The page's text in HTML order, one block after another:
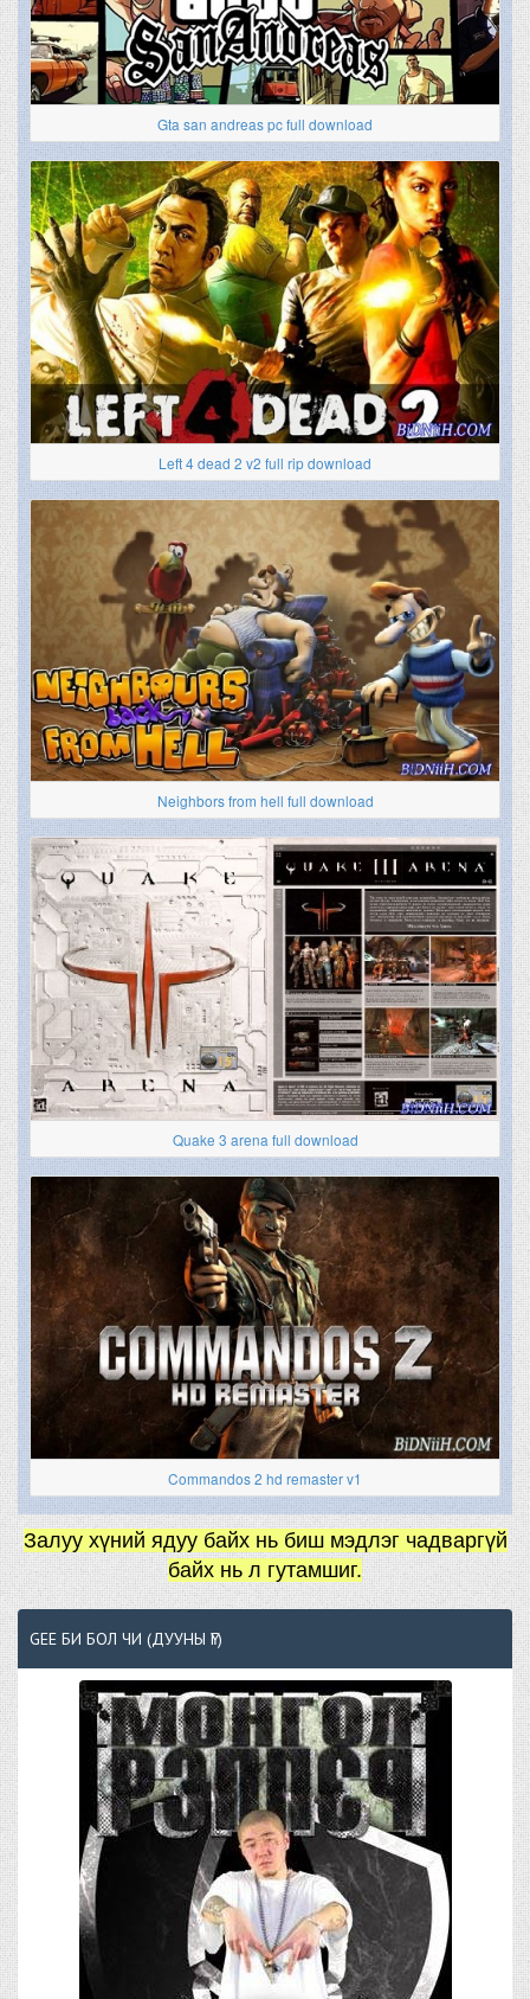
Gta san andreas pc full download
Left 4 dead 2 v2 full rip download
Neighbors from hell full download
Quake 3 arena full download
Commandos 2 hd remaster v1
Залуу хүний ядуу байх нь биш мэдлэг чадваргүй
байх нь л гутамшиг.
GEE БИ БОЛ ЧИ (ДУУНЫ ҮГ)